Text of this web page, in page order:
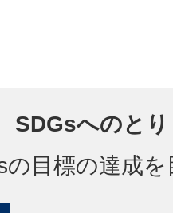
SDGsへのと
の目標の達成
相模原